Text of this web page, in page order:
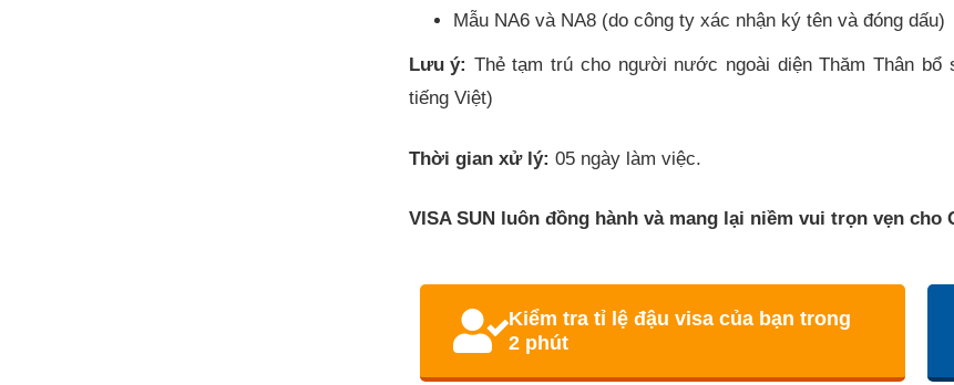
Mẫu NA6 và NA8 (do công ty xác nhận ký tên và đóng dấu)
Lưu ý: Thẻ tạm trú cho người nước ngoài diện Thăm Thân
tiếng Việt)
Thời gian xử lý: 05 ngày làm việc.
VISA SUN luôn đồng hành và mang lại niềm vui trọn vẹn cho
Kiểm tra tỉ lệ đậu visa của bạn trong
2 phút